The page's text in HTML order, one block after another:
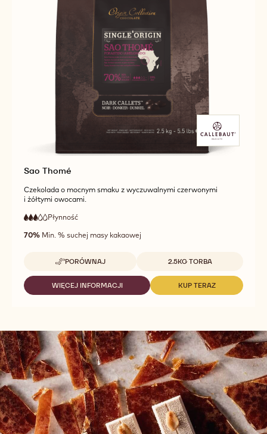
Sao Thomé
Czekolada o mocnym smaku z wyczuwalnymi czerwonymi
i żółtymi owocami.
3
out
Płynność
płynność
70% Min. % suchej masy kakaowej
PORÓWNAJ
-
SAO
THOMÉ
Dostępne opakowania
2.5KG TORBA
WIĘCEJ INFORMACJI
-
KUP TERAZ
-